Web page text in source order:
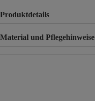
Produktdetails
Material und Pflegehinweise